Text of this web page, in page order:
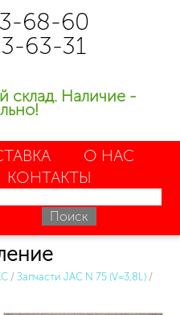
68-60
63-31
склад. Наличие -
О НАС
КОНТАКТЫ
/ Запчасти JAC N 75 (V=3,8L) /